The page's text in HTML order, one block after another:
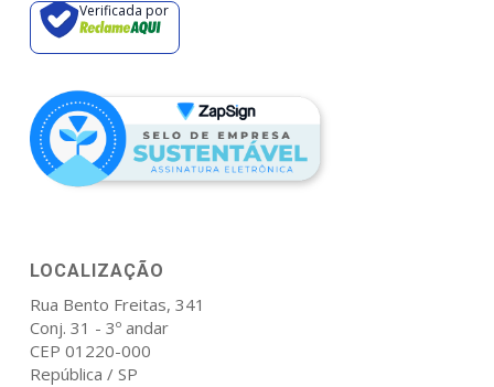
Verificada por
LOCALIZAÇÃO
Rua Bento Freitas, 341
Conj. 31 - 3º andar
CEP 01220-000
República / SP